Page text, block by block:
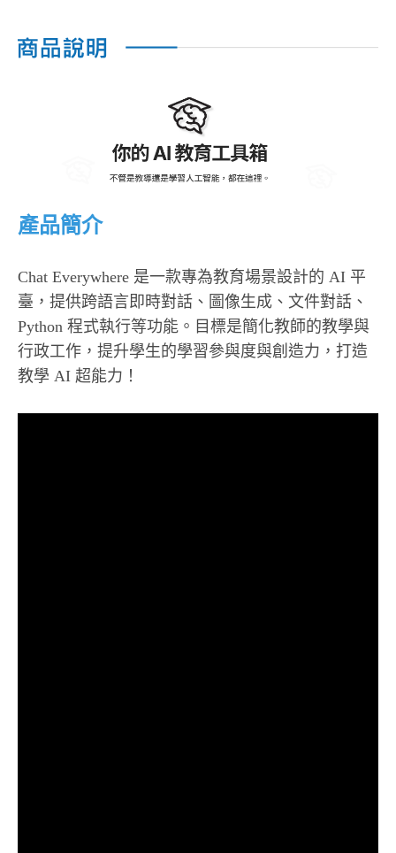
產品簡介
Chat Everywhere 是一款專為教育場景設計的 AI 平
臺，提供跨語言即時對話、圖像生成、文件對話、
Python 程式執行等功能。​目標是簡化教師的教學與
行政工作，提升學生的學習參與度與創造力，打造
教學 AI 超能力！​